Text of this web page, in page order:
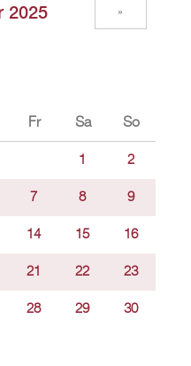
2025 »
Fr Sa So
1 2
7 8 9
14 15 16
21 22 23
28 29 30